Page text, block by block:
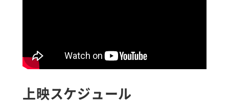
上映スケジュール